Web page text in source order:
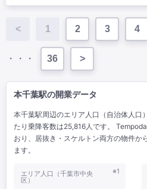
< 1 2 3 4
・・・ 36 >
本千葉駅の開業データ
本千葉駅周辺のエリア人口（自治体人口
たり乗降客数は25,816人です。
おり、居抜き・スケルトン両方の物件か
ます。
※1
エリア人口（千葉市中央
区）